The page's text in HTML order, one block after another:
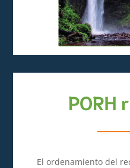
PORH
El ordenamiento del